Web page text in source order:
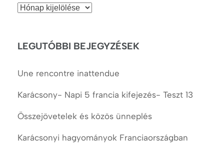
Korábbi
LEGUTÓBBI BEJEGYZÉSEK
Une rencontre inattendue
Karácsony- Napi 5 francia kifejezés- Teszt 13
Összejövetelek és közös ünneplés
Karácsonyi hagyományok Franciaországban